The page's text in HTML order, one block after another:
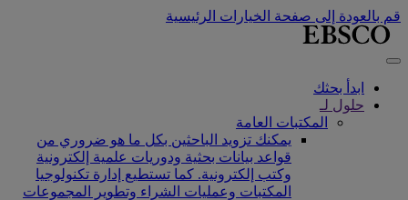
قم بالعودة إلى صفحة الخيارات الرئيسية
ابدأ بحثك
حلول لـ
المكتبات العامة
يمكنك تزويد الباحثين بكل ما هو ضروري من
قواعد بيانات بحثية ودوريات علمية إلكترونية
وكتب إلكترونية. كما تستطيع إدارة تكنولوجيا
المكتبات وعمليات الشراء وتطوير المجموعات